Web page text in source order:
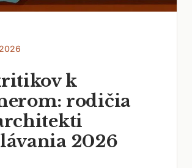
k
rodičia
2026